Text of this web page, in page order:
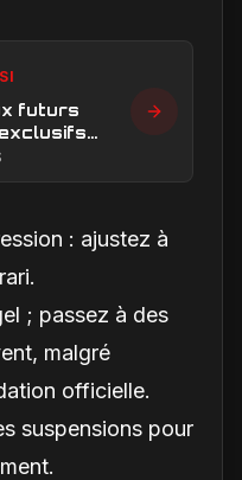
futurs
: ajustez à
; passez à des
malgré
officielle.
suspensions pour